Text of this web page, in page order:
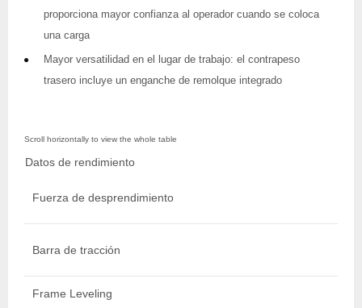
proporciona mayor confianza al operador cuando se coloca
una carga
Mayor versatilidad en el lugar de trabajo: el contrapeso
trasero incluye un enganche de remolque integrado
Datos de rendimiento
Fuerza de desprendimiento
Barra de tracción
Frame Leveling